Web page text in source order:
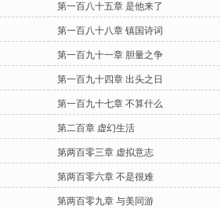
第一百八十五章 是他来了
第一百八十八章 镇国诗词
第一百九十一章 胆量之争
第一百九十四章 出头之日
第一百九十七章 不算什么
第二百章 虚幻生活
第两百零三章 虚拟意志
第两百零六章 不是很难
第两百零九章 与美同游